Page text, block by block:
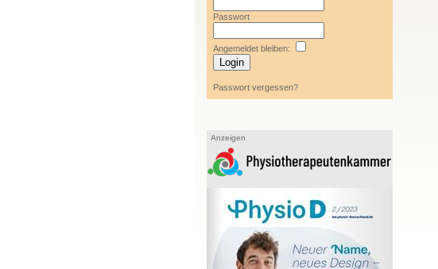
Passwort
Angemeldet bleiben:
Passwort vergessen?
Anzeigen